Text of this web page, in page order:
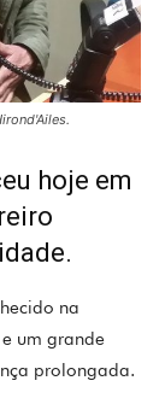
hoje em
na
um grande
prolongada.